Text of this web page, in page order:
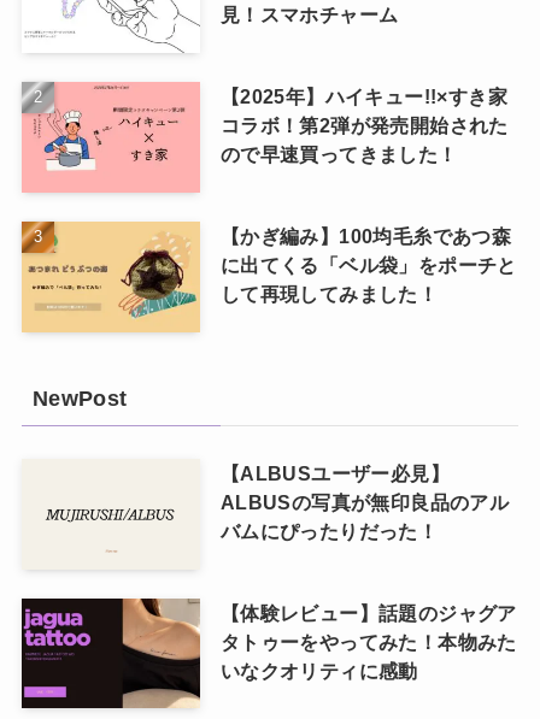
見！スマホチャーム
【2025年】ハイキュー!!×すき家
コラボ！第2弾が発売開始された
ので早速買ってきました！
【かぎ編み】100均毛糸であつ森
に出てくる「ベル袋」をポーチと
して再現してみました！
NewPost
【ALBUSユーザー必見】
ALBUSの写真が無印良品のアル
バムにぴったりだった！
【体験レビュー】話題のジャグア
タトゥーをやってみた！本物みた
いなクオリティに感動